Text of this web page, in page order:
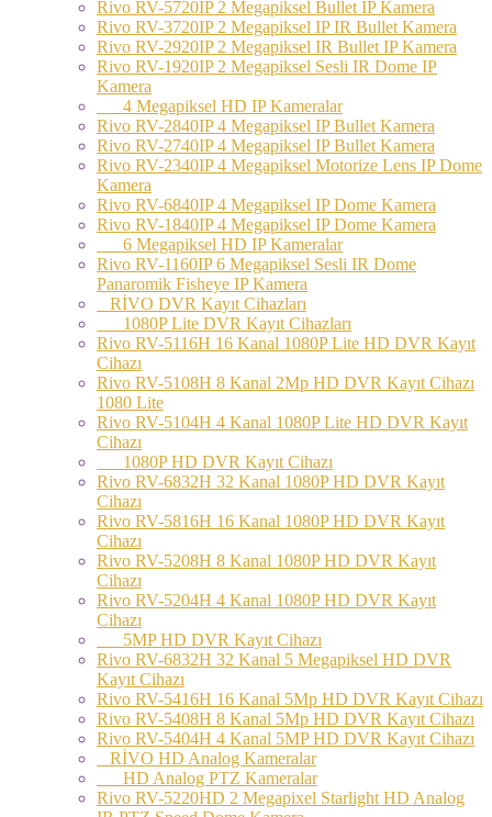
Rivo RV-5720IP 2 Megapiksel Bullet IP Kamera
Rivo RV-3720IP 2 Megapiksel IP IR Bullet Kamera
Rivo RV-2920IP 2 Megapiksel IR Bullet IP Kamera
Rivo RV-1920IP 2 Megapiksel Sesli IR Dome IP
Kamera
4 Megapiksel HD IP Kameralar
Rivo RV-2840IP 4 Megapiksel IP Bullet Kamera
Rivo RV-2740IP 4 Megapiksel IP Bullet Kamera
Rivo RV-2340IP 4 Megapiksel Motorize Lens IP Dome
Kamera
Rivo RV-6840IP 4 Megapiksel IP Dome Kamera
Rivo RV-1840IP 4 Megapiksel IP Dome Kamera
6 Megapiksel HD IP Kameralar
Rivo RV-1160IP 6 Megapiksel Sesli IR Dome
Panaromik Fisheye IP Kamera
RİVO DVR Kayıt Cihazları
1080P Lite DVR Kayıt Cihazları
Rivo RV-5116H 16 Kanal 1080P Lite HD DVR Kayıt
Cihazı
Rivo RV-5108H 8 Kanal 2Mp HD DVR Kayıt Cihazı
1080 Lite
Rivo RV-5104H 4 Kanal 1080P Lite HD DVR Kayıt
Cihazı
1080P HD DVR Kayıt Cihazı
Rivo RV-6832H 32 Kanal 1080P HD DVR Kayıt
Cihazı
Rivo RV-5816H 16 Kanal 1080P HD DVR Kayıt
Cihazı
Rivo RV-5208H 8 Kanal 1080P HD DVR Kayıt
Cihazı
Rivo RV-5204H 4 Kanal 1080P HD DVR Kayıt
Cihazı
5MP HD DVR Kayıt Cihazı
Rivo RV-6832H 32 Kanal 5 Megapiksel HD DVR
Kayıt Cihazı
Rivo RV-5416H 16 Kanal 5Mp HD DVR Kayıt Cihazı
Rivo RV-5408H 8 Kanal 5Mp HD DVR Kayıt Cihazı
Rivo RV-5404H 4 Kanal 5MP HD DVR Kayıt Cihazı
RİVO HD Analog Kameralar
HD Analog PTZ Kameralar
Rivo RV-5220HD 2 Megapixel Starlight HD Analog